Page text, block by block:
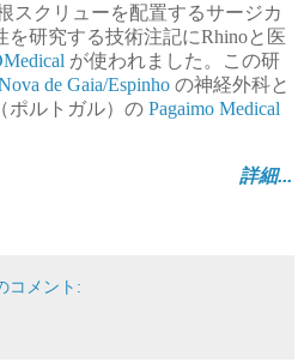
スクリューを配置するサージカ
を研究する技術注記にRhinoと医
が使われました。この研
de Gaia/Espinho の神経外科と
ポルトガル）の Pagaimo Medical
詳細...
コメント: